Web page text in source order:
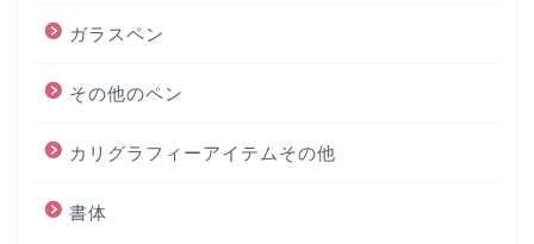
ガラスペン
その他のペン
カリグラフィーアイテムその他
書体